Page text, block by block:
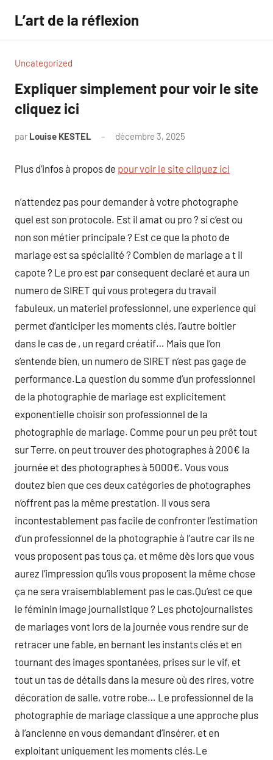
contenu
L’art de la réflexion
Uncategorized
Expliquer simplement pour voir le site
cliquez ici
par Louise KESTEL décembre 3, 2025
Plus d’infos à propos de pour voir le site cliquez ici
n’attendez pas pour demander à votre photographe
quel est son protocole. Est il amat ou pro ? si c’est ou
non son métier principale ? Est ce que la photo de
mariage est sa spécialité ? Combien de mariage a t il
capote ? Le pro est par consequent declaré et aura un
numero de SIRET qui vous protegera du travail
fabuleux, un materiel professionnel, une experience qui
permet d’anticiper les moments clés, l’autre boitier
dans le cas de , un regard créatif… Mais que l’on
s’entende bien, un numero de SIRET n’est pas gage de
performance.La question du somme d’un professionnel
de la photographie de mariage est explicitement
exponentielle choisir son professionnel de la
photographie de mariage. Comme pour un peu prêt tout
sur Terre, on peut trouver des photographes à 200€ la
journée et des photographes à 5000€. Vous vous
doutez bien que ces deux catégories de photographes
n’offrent pas la même prestation. Il vous sera
incontestablement pas facile de confronter l’estimation
d’un professionnel de la photographie à l’autre car ils ne
vous proposent pas tous ça, et même dès lors que vous
aurez l’impression qu’ils vous proposent la même chose
ça ne sera vraisemblablement pas le cas.Qu’est ce que
le féminin image journalistique ? Les photojournalistes
de mariages vont lors de la journée vous rendre sur de
retracer une fable, en bernant les instants clés et en
tournant des images spontanées, prises sur le vif, et
tout un tas de détails dans la mesure où des rires, votre
décoration de salle, votre robe… Le professionnel de la
photographie de mariage classique a une approche plus
à l’ancienne en vous demandant d’insérer, et en
exploitant uniquement les moments clés.Le